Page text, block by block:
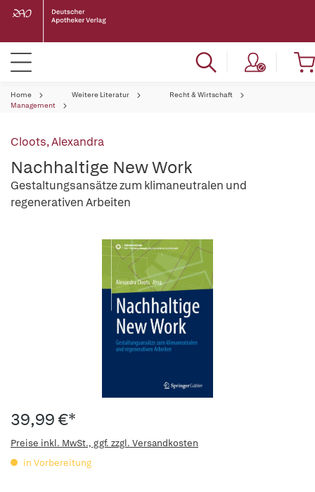
Home Weitere Literatur
Recht & Wirtschaft
Management
Cloots, Alexandra
Nachhaltige New Work
Gestaltungsansätze zum klimaneutralen und
regenerativen Arbeiten
39,99 €*
Preise inkl. MwSt., ggf. zzgl. Versandkosten
in Vorbereitung